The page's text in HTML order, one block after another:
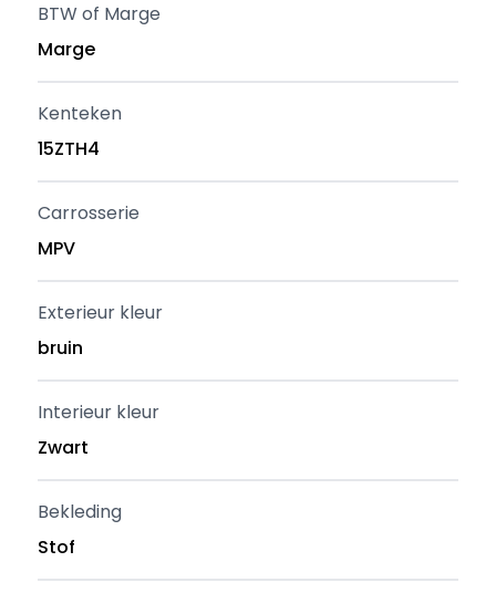
BTW of Marge
Marge
Kenteken
15ZTH4
Carrosserie
MPV
Exterieur kleur
bruin
Interieur kleur
Zwart
Bekleding
Stof